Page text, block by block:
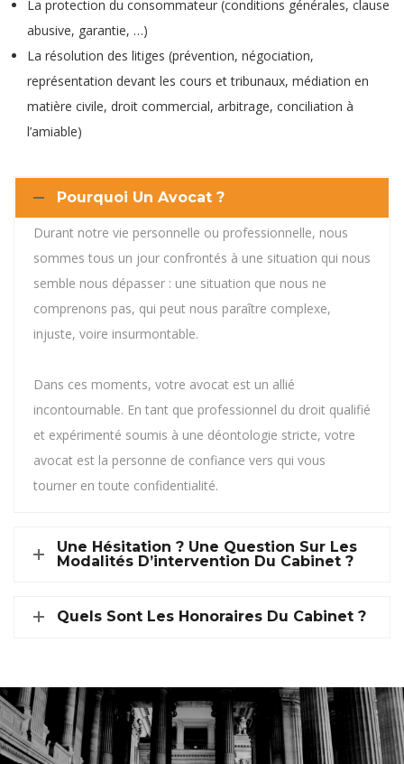
La protection du consommateur (conditions générales, clause
abusive, garantie, …)
La résolution des litiges (prévention, négociation,
représentation devant les cours et tribunaux, médiation en
matière civile, droit commercial, arbitrage, conciliation à
l’amiable)
Pourquoi Un Avocat ?
Durant notre vie personnelle ou professionnelle, nous
sommes tous un jour confrontés à une situation qui nous
semble nous dépasser : une situation que nous ne
comprenons pas, qui peut nous paraître complexe,
injuste, voire insurmontable.
Dans ces moments, votre avocat est un allié
incontournable. En tant que professionnel du droit qualifié
et expérimenté soumis à une déontologie stricte, votre
avocat est la personne de confiance vers qui vous
tourner en toute confidentialité.
Une Hésitation ? Une Question Sur Les
Modalités D’intervention Du Cabinet ?
Quels Sont Les Honoraires Du Cabinet ?